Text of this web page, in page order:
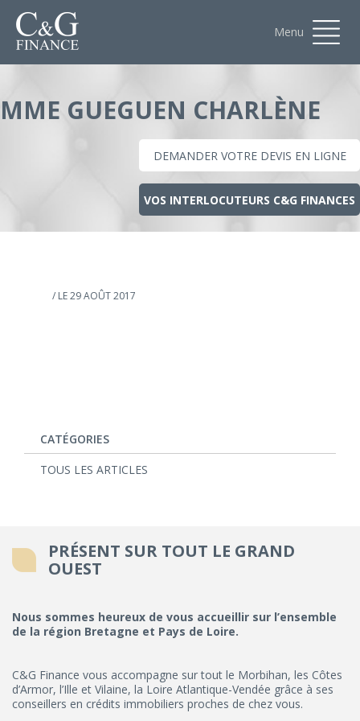
Menu
MME GUEGUEN CHARLÈNE
DEMANDER VOTRE DEVIS EN LIGNE
VOS INTERLOCUTEURS C&G FINANCES
/ LE 29 AOÛT 2017
CATÉGORIES
TOUS LES ARTICLES
PRÉSENT SUR TOUT LE GRAND
OUEST
Nous sommes heureux de vous accueillir sur l’ensemble
de la région Bretagne et Pays de Loire.
C&G Finance vous accompagne sur tout le Morbihan, les Côtes
d’Armor, l’Ille et Vilaine, la Loire Atlantique-Vendée grâce à ses
conseillers en crédits immobiliers proches de chez vous.